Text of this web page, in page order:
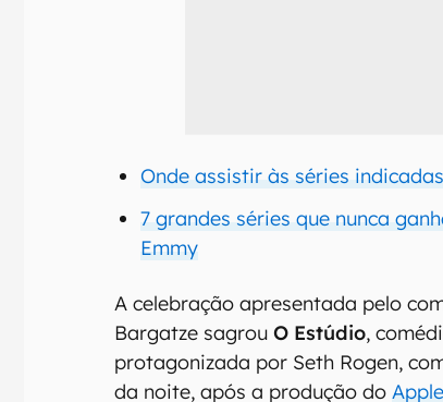
Onde assistir às séries
7 grandes séries que nunca
Emmy
A celebração apresentada pelo
Bargatze sagrouO Estúdio,
protagonizada por Seth Rogen,
da noite, após a produção doApple